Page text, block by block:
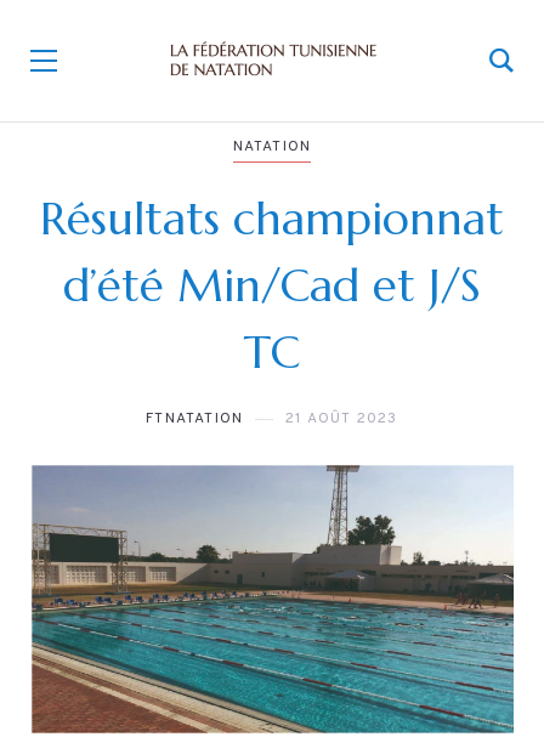
NATATION
Résultats championnat
d’été Min/Cad et J/S
TC
FTNATATION 21 AOÛT 2023